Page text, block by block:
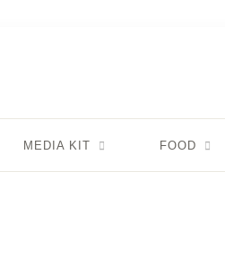
MEDIA KIT FOOD